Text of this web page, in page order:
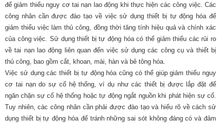
để giảm thiểu nguy cơ tai nạn lao động khi thực hiện các công việc. Các
công nhân cần được đào tạo về việc sử dụng thiết bị tự động hóa để
giảm thiểu việc làm thủ công, đồng thời tăng tính hiệu quả và chính xác
của công việc. Sử dụng thiết bị tự động hóa có thể giảm thiểu các rủi ro
về tai nạn lao động liên quan đến việc sử dụng các công cụ và thiết bị
thủ công, bao gồm cắt, khoan, mài, hàn và bê tông hóa.
Việc sử dụng các thiết bị tự động hóa cũng có thể giúp giảm thiểu nguy
cơ tai nạn do sự cố hệ thống, ví dụ như các thiết bị được lắp đặt để
ngăn chặn sự cố hệ thống hoặc tự động ngắt nguồn khi phát hiện sự cố.
Tuy nhiên, các công nhân cần phải được đào tạo và hiểu rõ về cách sử
dụng thiết bị tự động hóa để tránh những sai sót không đáng có và đảm